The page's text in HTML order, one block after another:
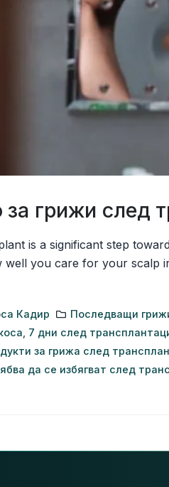
грижи след
is a significant step
you care for your scalp
Кадир Последващи
7 дни след
за грижа след
да се избягват след